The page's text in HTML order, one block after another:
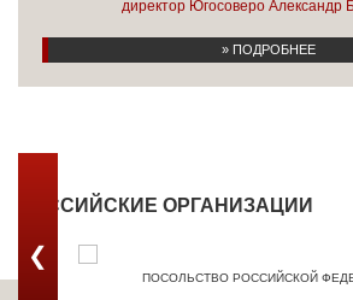
директор Югосоверо Александр
» ПОДРОБНЕЕ
РОССИЙСКИЕ ОРГАНИЗАЦИИ
ПОСОЛЬСТВО РОССИЙСКОЙ
❮